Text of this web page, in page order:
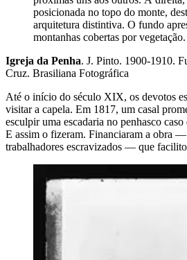
posicionada no topo do monte,
arquitetura distintiva. O fundo
montanhas cobertas por vegetação.
Igreja da Penha. J. Pinto. 1900-1910.
Cruz. Brasiliana Fotográfica
Até o início do século XIX, os devotos
visitar a capela. Em 1817, um casal
esculpir uma escadaria no penhasco
E assim o fizeram. Financiaram a obra
trabalhadores escravizados — que